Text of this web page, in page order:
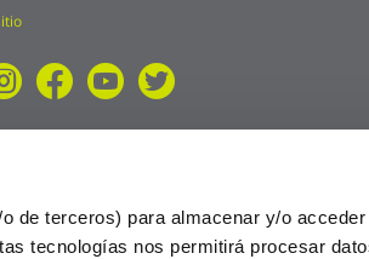
de terceros) para almacenar y/o acceder
tecnologías nos permitirá procesar